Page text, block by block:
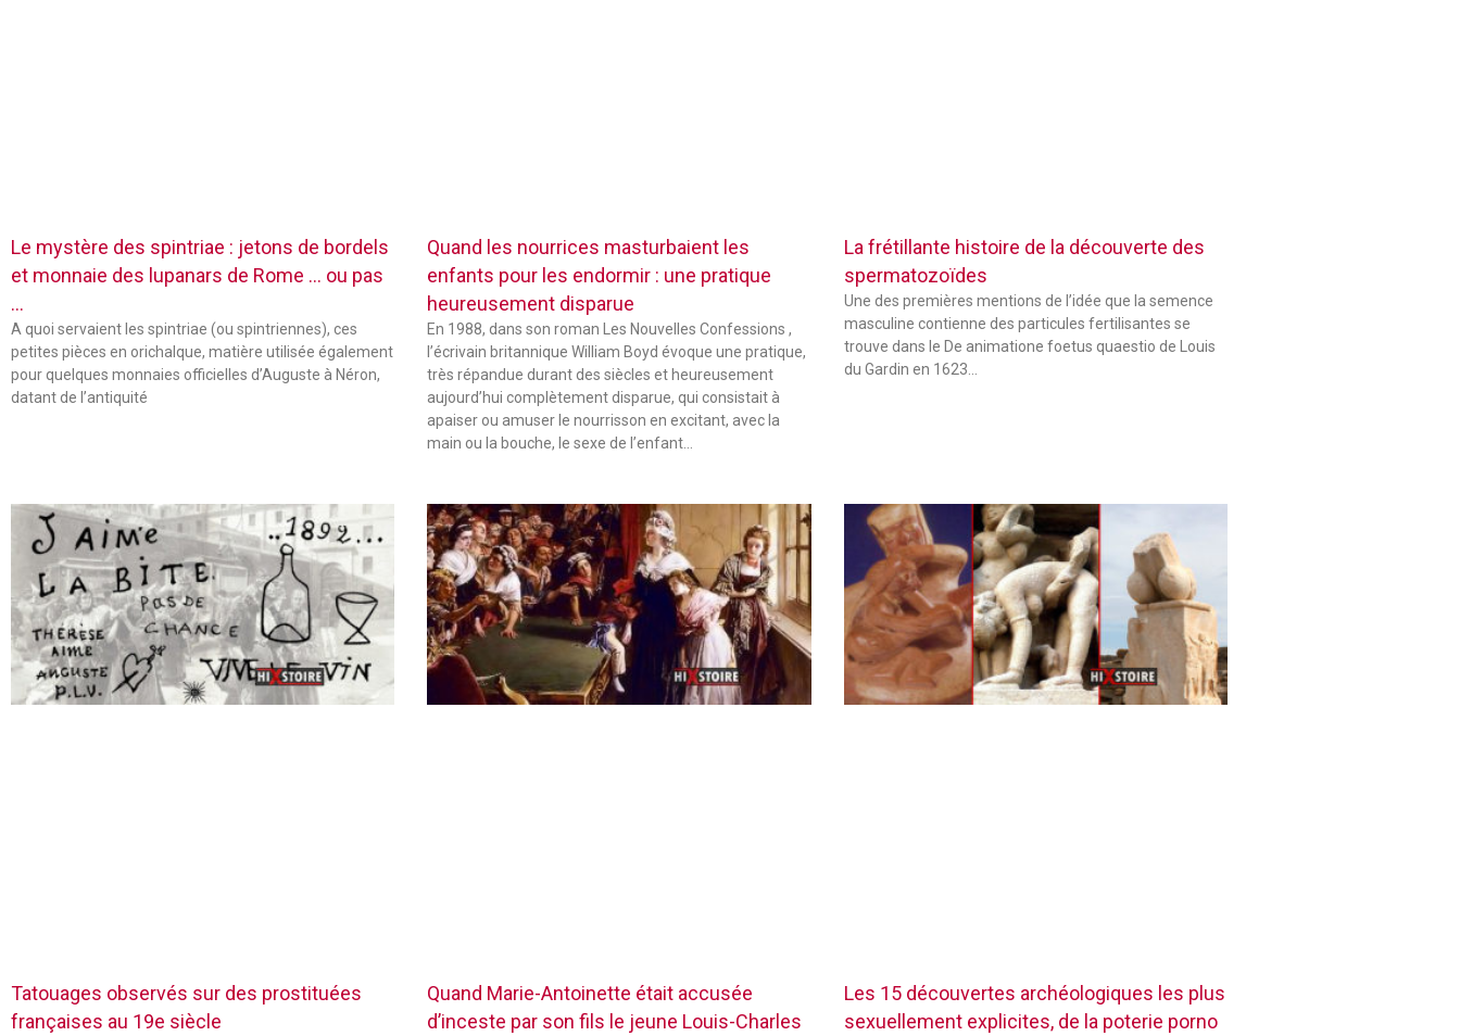
Le mystère des spintriae : jetons de bordels
et monnaie des lupanars de Rome … ou pas
…
A quoi servaient les spintriae (ou spintriennes), ces
petites pièces en orichalque, matière utilisée également
pour quelques monnaies officielles d’Auguste à Néron,
datant de l’antiquité
Quand les nourrices masturbaient les
enfants pour les endormir : une pratique
heureusement disparue
En 1988, dans son roman Les Nouvelles Confessions ,
l’écrivain britannique William Boyd évoque une pratique,
très répandue durant des siècles et heureusement
aujourd’hui complètement disparue, qui consistait à
apaiser ou amuser le nourrisson en excitant, avec la
main ou la bouche, le sexe de l’enfant…
La frétillante histoire de la découverte des
spermatozoïdes
Une des premières mentions de l’idée que la semence
masculine contienne des particules fertilisantes se
trouve dans le De animatione foetus quaestio de Louis
du Gardin en 1623…
Tatouages observés sur des prostituées
françaises au 19e siècle
Quand Marie-Antoinette était accusée
d’inceste par son fils le jeune Louis-Charles
Les 15 découvertes archéologiques les plus
sexuellement explicites, de la poterie porno